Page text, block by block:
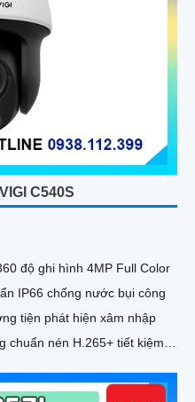
C540S
độ ghi hình 4MP Full Color
IP66 chống nước bụi công
tiện phát hiện xâm nhập
chuẩn nén H.265+ tiết kiệm